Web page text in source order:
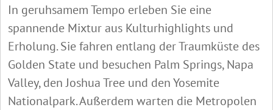
In geruhsamem Tempo erleben Sie eine
spannende Mixtur aus Kulturhighlights und
Erholung. Sie fahren entlang der Traumküste des
Golden State und besuchen Palm Springs, Napa
Valley, den Joshua Tree und den Yosemite
Nationalpark. Außerdem warten die Metropolen